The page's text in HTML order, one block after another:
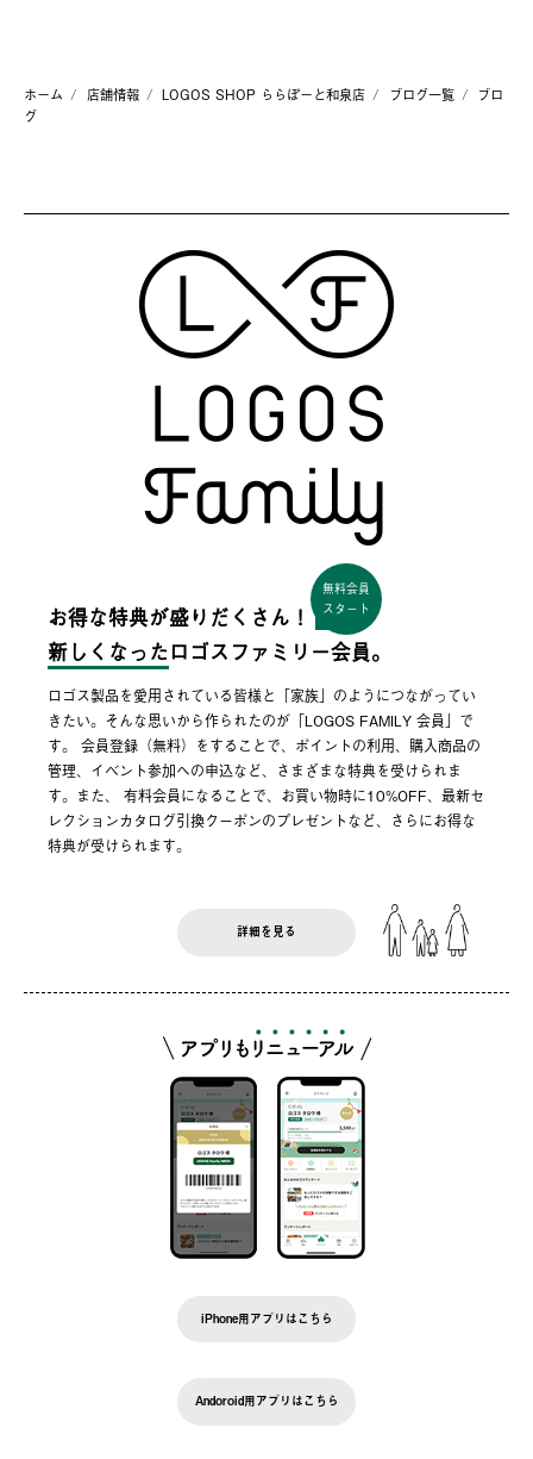
ホーム 店舗情報 LOGOS SHOP ららぽーと和泉店 ブログ一覧
ブロ
グ
お得な特典が盛りだくさん！
無料会員
スタート
新しくなった ロゴスファミリー会員。
ロゴス製品を愛用されている皆様と「家族」のようにつながってい
きたい。そんな思いから作られたのが「LOGOS FAMILY 会員」で
す。 会員登録（無料）をすることで、ポイントの利用、購入商品の
管理、イベント参加への申込など、さまざまな特典を受けられま
す。また、 有料会員になることで、お買い物時に10%OFF、最新セ
レクションカタログ引換クーポンのプレゼントなど、さらにお得な
特典が受けられます。
詳細を見る
iPhone用アプリはこちら
Andoroid用アプリはこちら